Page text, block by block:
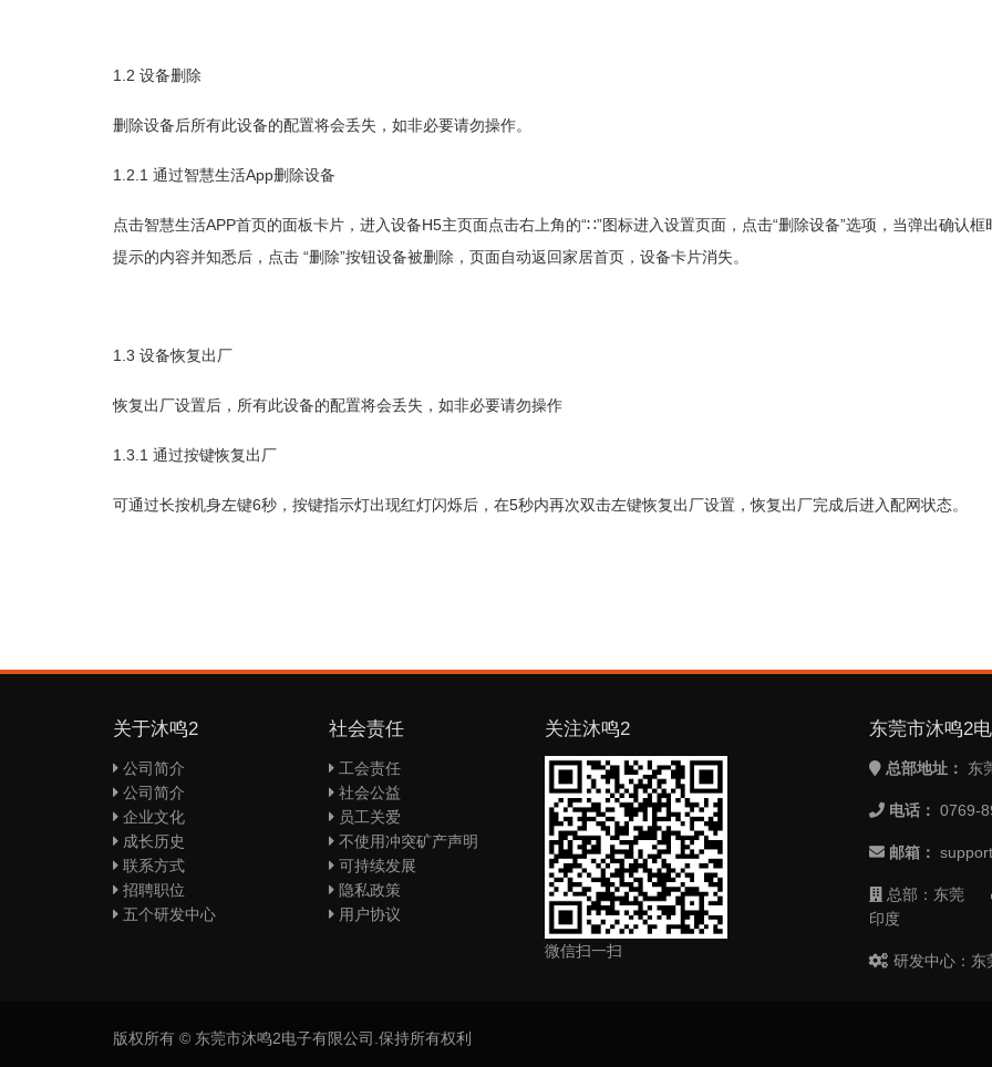
1.2 设备删除
删除设备后所有此设备的配置将会丢失，如非必要请勿操作。
1.2.1 通过智慧生活App删除设备
点击智慧生活APP首页的面板卡片，进入设备H5主页面点击右上角的“∷”图标进入设置页面，点击“删除设备”选项，当弹出确认框
提示的内容并知悉后，点击 “删除”按钮设备被删除，页面自动返回家居首页，设备卡片消失。
1.3 设备恢复出厂
恢复出厂设置后，所有此设备的配置将会丢失，如非必要请勿操作
1.3.1 通过按键恢复出厂
可通过长按机身左键6秒，按键指示灯出现红灯闪烁后，在5秒内再次双击左键恢复出厂设置，恢复出厂完成后进入配网状态。
关于沐鸣2
公司简介
公司简介
企业文化
成长历史
联系方式
招聘职位
五个研发中心
社会责任
工会责任
社会公益
员工关爱
不使用冲突矿产声明
可持续发展
隐私政策
用户协议
关注沐鸣2
微信扫一扫
东莞市沐鸣2
总部地址： 东
电话： 0769-
邮箱：
总部：东莞
印度
研发中心：东
版权所有 © 东莞市沐鸣2电子有限公司.保持所有权利